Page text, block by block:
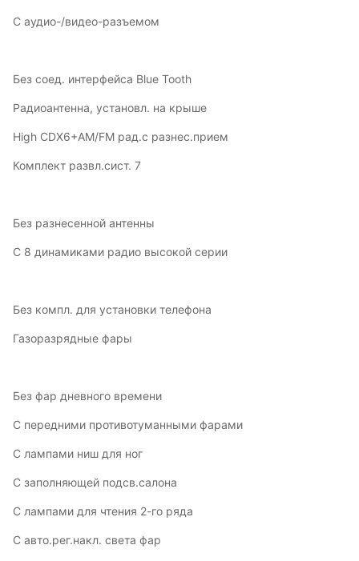
С аудио-/видео-разъемом
Без соед. интерфейса Blue Tooth
Радиоантенна, установл. на крыше
High CDX6+AM/FM рад.с разнес.прием
Комплект развл.сист. 7
Без разнесенной антенны
С 8 динамиками радио высокой серии
Без компл. для установки телефона
Газоразрядные фары
Без фар дневного времени
С передними противотуманными фарами
С лампами ниш для ног
С заполняющей подсв.салона
С лампами для чтения 2-го ряда
С авто.рег.накл. света фар